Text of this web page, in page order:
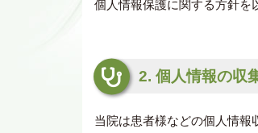
個人情報保護に関する方針を
2. 個人情報の収
当院は患者様などの個人情報